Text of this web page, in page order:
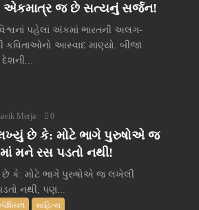
જ છે સત્યનું સર્જન!
પહેલાં અંકમાં ભારતની અલગ-
આસ્વાદ માણ્યો. બીજા
Merja 0
છે કે: મોટે ભાગે પુરુષોએ જ
મને રસ પડતો નથી!
કે: મોટે ભાગે પુરુષોએ જ લખેલી
નથી, પણ...
સાહિત્ય